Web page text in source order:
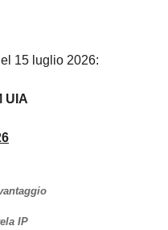
15 luglio 2026:
UIA
IP